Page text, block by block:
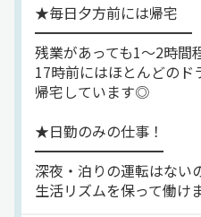
★夕方前には毎日帰れる♪
早上がりの日もありま
￣￣￣￣￣￣￣￣￣￣￣
深夜・泊りの仕事はナシ！
時には13時で退勤♪
なんて日もあるんですよ
毎日無理なく働けていま
「地元でよく見ていた
”知っている会社”」って
丸徳に入社して決め手で
地元でずっと働きたいと
★毎日夕方前には帰宅
━━━━━━━━━━━
残業があっても1～2時間
17時前にはほとんどのド
帰宅しています◎
★日勤のみの仕事！
━━━━━━━━━
深夜・泊りの運転はない
生活リズムを保って働け